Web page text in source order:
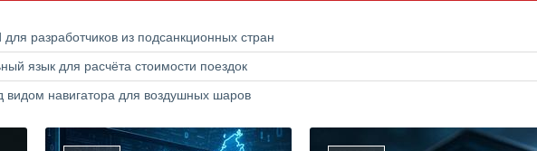
разработчиков из подсанкционных стран
язык для расчёта стоимости поездок
видом навигатора для воздушных шаров